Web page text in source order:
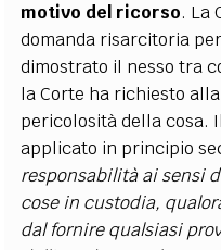
motivo del ricorso. La
domanda risarcitoria
dimostrato il nesso tra
la Corte ha richiesto
pericolosità della cosa.
applicato in principio
responsabilità ai sensi
cose in custodia,
dal fornire qualsiasi